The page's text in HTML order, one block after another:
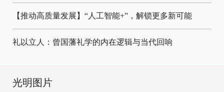
【推动高质量发展】“人工智能+”，解锁更多新可能
礼以立人：曾国藩礼学的内在逻辑与当代回响
光明图片